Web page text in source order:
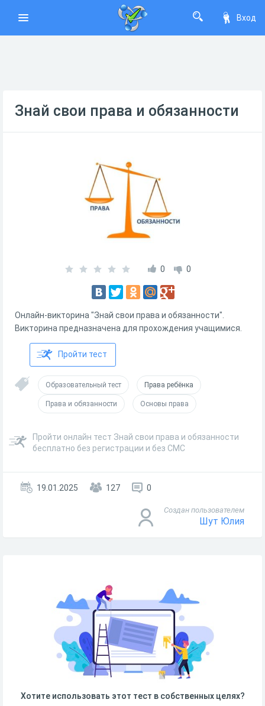
Вход
Знай свои права и обязанности
0 0
Онлайн-викторина "Знай свои права и обязанности".
Викторина предназначена для прохождения учащимися.
Пройти тест
Образовательный тест Права ребёнка
Права и обязанности Основы права
Пройти онлайн тест Знай свои права и обязанности
бесплатно без регистрации и без СМС
19.01.2025 127 0
Создан пользователем
Шут Юлия
Хотите использовать этот тест в собственных целях?